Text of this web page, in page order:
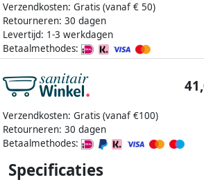
Verzendkosten: Gratis (vanaf € 50)
Retourneren: 30 dagen
Levertijd: 1-3 werkdagen
Betaalmethodes:
Verzendkosten: Gratis (vanaf €100)
Retourneren: 30 dagen
Betaalmethodes:
Specificaties